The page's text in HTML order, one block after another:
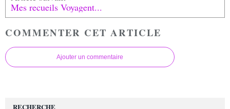
Mes recueils Voyagent...
COMMENTER CET ARTICLE
Ajouter un commentaire
RECHERCHE